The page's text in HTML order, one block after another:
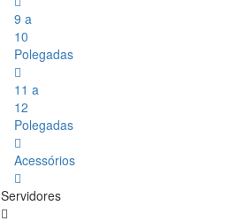
9 a
10
Polegadas
11 a
12
Polegadas
Acessórios
Servidores